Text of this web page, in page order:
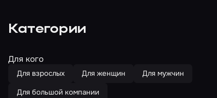
Категории
Для кого
Для взрослых Для женщин
Для мужчин
Для большой компании